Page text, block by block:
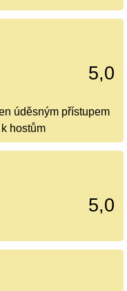
5,0
úděsným přístupem
hostům
5,0